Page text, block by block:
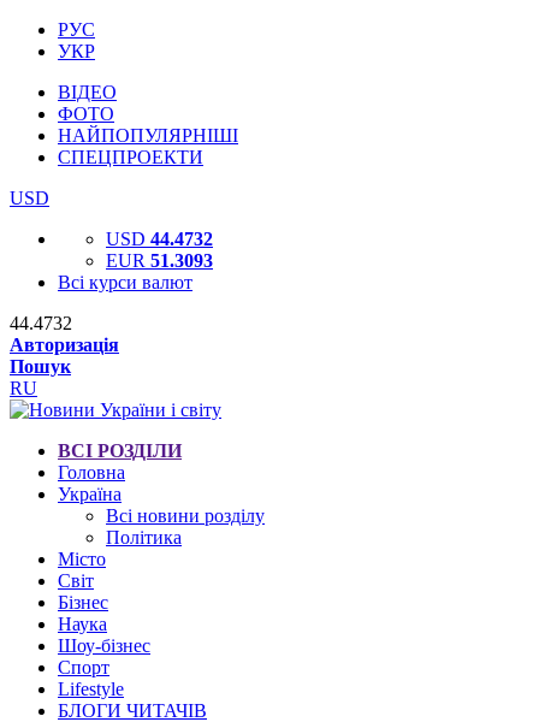
РУС
УКР
ВІДЕО
ФОТО
НАЙПОПУЛЯРНІШІ
СПЕЦПРОЕКТИ
USD
USD 44.4732
EUR 51.3093
Всі курси валют
44.4732
Авторизація
Пошук
RU
ВСІ РОЗДІЛИ
Головна
Україна
Всі новини розділу
Політика
Місто
Світ
Бізнес
Наука
Шоу-бізнес
Спорт
Lifestyle
БЛОГИ ЧИТАЧІВ